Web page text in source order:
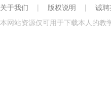
关于我们 | 版权说明 | 诚
本网站资源仅可用于下载本人的教